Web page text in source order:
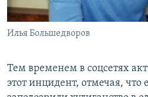
Илья Большедворов
Тем временем в соцсетях
этот инцидент, отмечая, что